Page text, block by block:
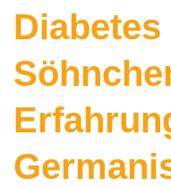
Diabetes